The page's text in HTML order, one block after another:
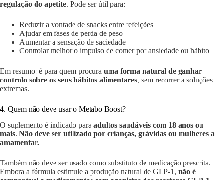
regulação do apetite. Pode ser útil para:
Reduzir a vontade de snacks entre refeições
Ajudar em fases de perda de peso
Aumentar a sensação de saciedade
Controlar melhor o impulso de comer por ansiedade ou hábito
Em resumo: é para quem procura uma forma natural de ganhar
controlo sobre os seus hábitos alimentares, sem recorrer a soluções
extremas.
4. Quem não deve usar o Metabo Boost?
O suplemento é indicado para adultos saudáveis com 18 anos ou
mais. Não deve ser utilizado por crianças, grávidas ou mulheres a
amamentar.
Também não deve ser usado como substituto de medicação prescrita.
Embora a fórmula estimule a produção natural de GLP-1, não é